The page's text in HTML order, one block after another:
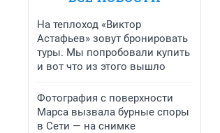
На теплоход «Виктор
Астафьев» зовут бронировать
туры. Мы попробовали купить
и вот что из этого вышло
Фотография с поверхности
Марса вызвала бурные споры
в Сети — на снимке